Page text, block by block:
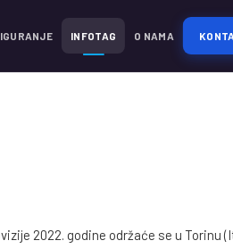
INFOTAG O NAMA
2022. godine održaće se u Torinu